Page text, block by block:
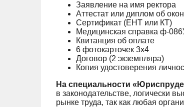
Заявление на имя ректора
Аттестат или диплом об
Сертификат (ЕНТ или КТ)
Медицинская справка ф-
Квитанция об оплате
6 фотокарточек 3х4
Договор (2 экземпляра)
Копия удостоверения
На специальности
в законодательстве, логически
рынке труда, так как любая